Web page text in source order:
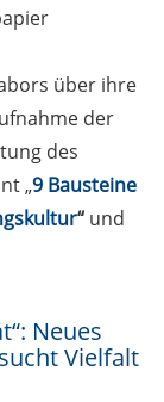
über ihre
der
des
„9 Bausteine
“ und
Neues
Vielfalt